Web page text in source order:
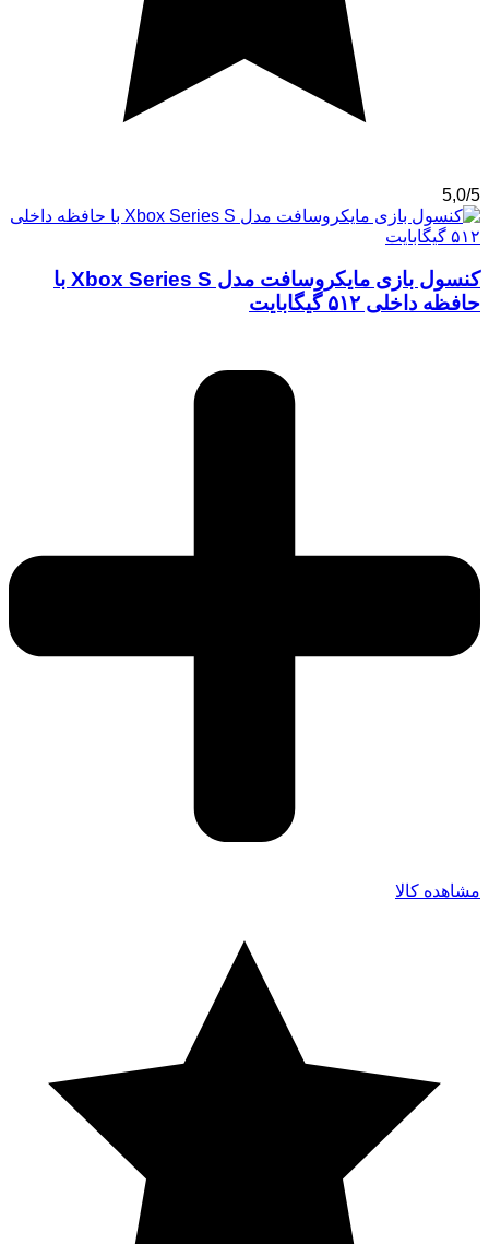
5,0/5
کنسول بازی مایکروسافت مدل Xbox Series S با
حافظه داخلی ۵۱۲ گیگابایت
مشاهده کالا